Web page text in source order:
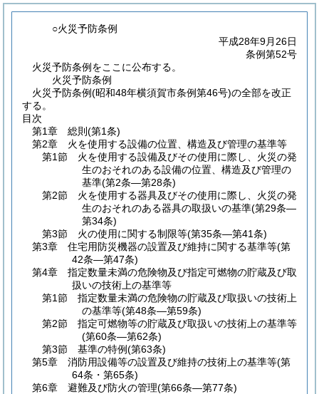
○火災予防条例
平成28年9月26日
条例第52号
火災予防条例をここに公布する。
火災予防条例
火災予防条例(昭和48年横須賀市条例第46号)の全部を改正
する。
目次
第1章
総則 (第1条)
第2章
火を使用する設備の位置、構造及び管理の基準等
第1節
火を使用する設備及びその使用に際し、火災の発
生のおそれのある設備の位置、構造及び管理の
基準(第2条―第28条)
第2節
火を使用する器具及びその使用に際し、火災の発
生のおそれのある器具の取扱いの基準(第29条―
第34条)
第3節
火の使用に関する制限等(第35条―第41条)
第3章
住宅用防災機器の設置及び維持に関する基準等(第
42条―第47条)
第4章
指定数量未満の危険物及び指定可燃物の貯蔵及び取
扱いの技術上の基準等
第1節
指定数量未満の危険物の貯蔵及び取扱いの技術上
の基準等(第48条―第59条)
第2節
指定可燃物等の貯蔵及び取扱いの技術上の基準等
(第60条―第62条)
第3節
基準の特例(第63条)
第5章
消防用設備等の設置及び維持の技術上の基準等(第
64条・第65条)
第6章
避難及び防火の管理(第66条―第77条)